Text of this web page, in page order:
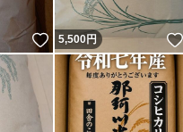
いいね！
5,500円